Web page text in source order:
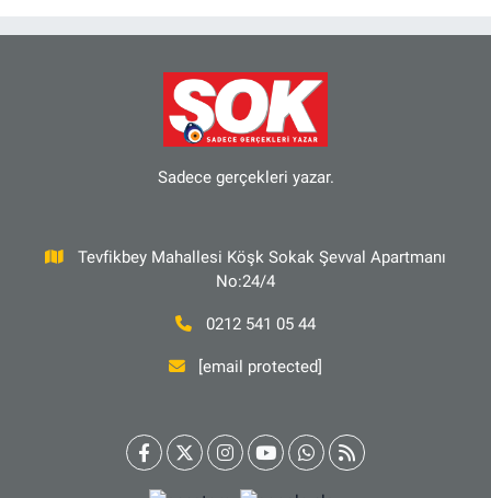
Sadece gerçekleri yazar.
Tevfikbey Mahallesi Köşk Sokak Şevval Apartmanı
No:24/4
0212 541 05 44
[email protected]